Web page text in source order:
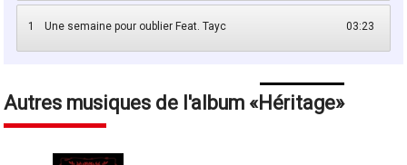
1 03:23
Une semaine pour oublier Feat. Tayc
Autres musiques de l'album Héritage